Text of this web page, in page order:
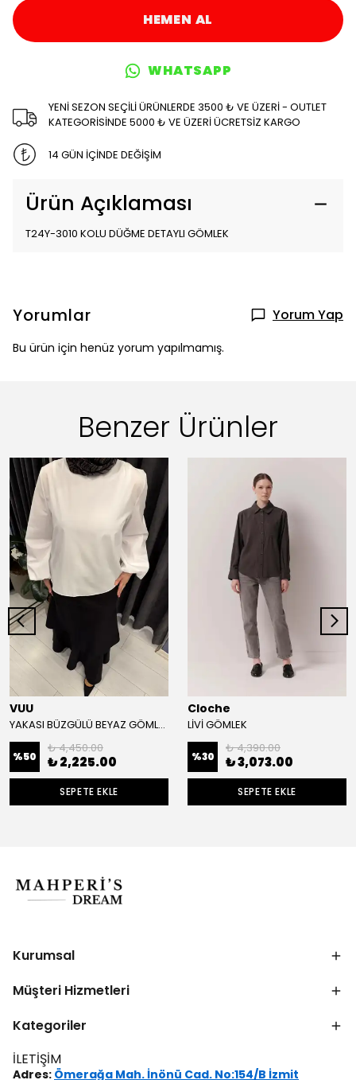
HEMEN AL
WHATSAPP
YENİ SEZON SEÇİLİ ÜRÜNLERDE 3500 ₺ VE ÜZERİ - OUTLET
KATEGORİSİNDE 5000 ₺ VE ÜZERİ ÜCRETSİZ KARGO
14 GÜN İÇİNDE DEĞİŞİM
Ürün Açıklaması
T24Y-3010 KOLU DÜĞME DETAYLI GÖMLEK
Yorumlar Yorum Yap
Bu ürün için henüz yorum yapılmamış.
Benzer Ürünler
VUU
YAKASI BÜZGÜLÜ BEYAZ GÖMLEK
%50
₺ 4,450.00
₺ 2,225.00
SEPETE EKLE
Cloche
LİVİ GÖMLEK
%30
₺ 4,390.00
₺ 3,073.00
SEPETE EKLE
Kurumsal
Müşteri Hizmetleri
Kategoriler
İLETİŞİM
Adres: Ömerağa Mah. İnönü Cad. No:154/B İzmit